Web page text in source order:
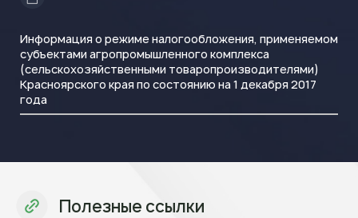
Информация о режиме налогообложения, применяемом
субъектами агропромышленного комплекса
(сельскохозяйственными товаропроизводителями)
Красноярского края по состоянию на 1 декабря 2017
года
Полезные ссылки